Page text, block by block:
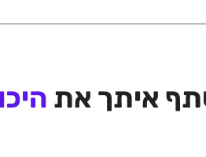
איתך את